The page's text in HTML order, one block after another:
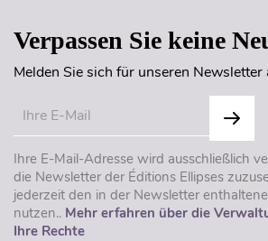
Verpassen Sie keine
Melden Sie sich für unseren Newsletter
Ihre E-Mail-Adresse wird ausschließlich
die Newsletter der Éditions Ellipses
jederzeit den in der Newsletter
nutzen.. Mehr erfahren über die
Ihre Rechte